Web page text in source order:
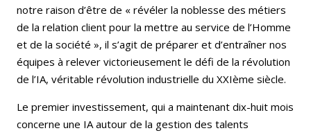
notre raison d’être de « révéler la noblesse des métiers
de la relation client pour la mettre au service de l’Homme
et de la société », il s’agit de préparer et d’entraîner nos
équipes à relever victorieusement le défi de la révolution
de l’IA, véritable révolution industrielle du XXIème siècle.
Le premier investissement, qui a maintenant dix-huit mois
concerne une IA autour de la gestion des talents